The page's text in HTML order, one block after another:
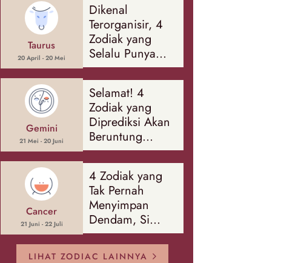
Taurus
20 April - 20 Mei
Dikenal
Terorganisir, 4
Zodiak yang
Selalu Punya
Rencana
Cadangan Soal
Banyak Hal
Gemini
21 Mei - 20 Juni
Selamat! 4
Zodiak yang
Diprediksi Akan
Beruntung
Sepanjang
Agustus 2026
Cancer
21 Juni - 22 Juli
4 Zodiak yang
Tak Pernah
Menyimpan
Dendam, Si
Paling Mudah
Memaafkan!
LIHAT ZODIAC LAINNYA